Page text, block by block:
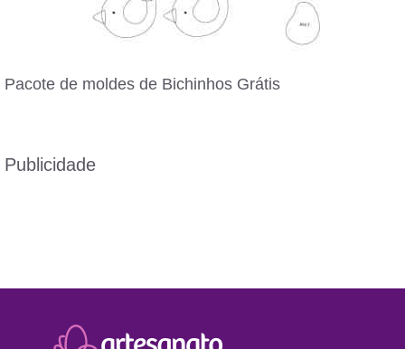
Pacote de moldes de Bichinhos Grátis
Publicidade